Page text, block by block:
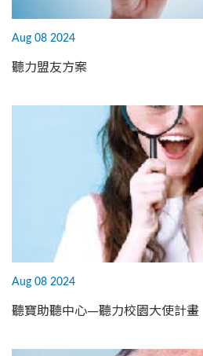
Aug 08 2024
聽力盟友方案
Aug 08 2024
聽寶助聽中心—聽力校園大使計畫